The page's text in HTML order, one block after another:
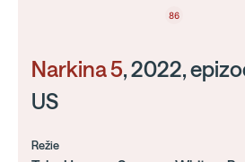
86
Narkina 5, 2022,
US
Režie